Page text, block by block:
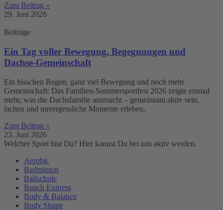
Zum Beitrag »
29. Juni 2026
Beiträge
Ein Tag voller Bewegung, Begegnungen und
Dachse-Gemeinschaft
Ein bisschen Regen, ganz viel Bewegung und noch mehr
Gemeinschaft: Das Familien-Sommersportfest 2026 zeigte einmal
mehr, was die Dachsfamilie ausmacht – gemeinsam aktiv sein,
lachen und unvergessliche Momente erleben.
Zum Beitrag »
23. Juni 2026
Welcher Sport bist Du? Hier kannst Du bei uns aktiv werden.
Aerobic
Badminton
Ballschule
Bauch Express
Body & Balance
Body Shape